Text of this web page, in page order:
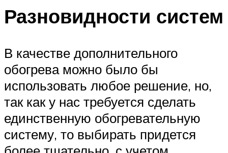
Разновидности систем
В качестве дополнительного
обогрева можно было бы
использовать любое решение, но,
так как у нас требуется сделать
единственную обогревательную
систему, то выбирать придется